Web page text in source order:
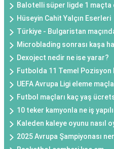
Balotelli süper ligde 1 maçta
Hüseyin Cahit Yalçın Eserleri
Türkiye - Bulgaristan
Microblading sonrası kaşa
Dexoject nedir ne ise yarar?
Futbolda 11 Temel Pozisyon
UEFA Avrupa Ligi eleme
Futbol maçları kaç yaş
10 teker kamyonla ne iş
Kaleden kaleye oyunu nasıl
2025 Avrupa Şampiyonası